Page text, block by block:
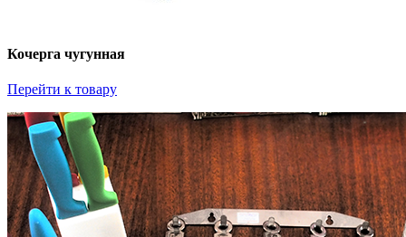
Кочерга чугунная
Перейти к товару